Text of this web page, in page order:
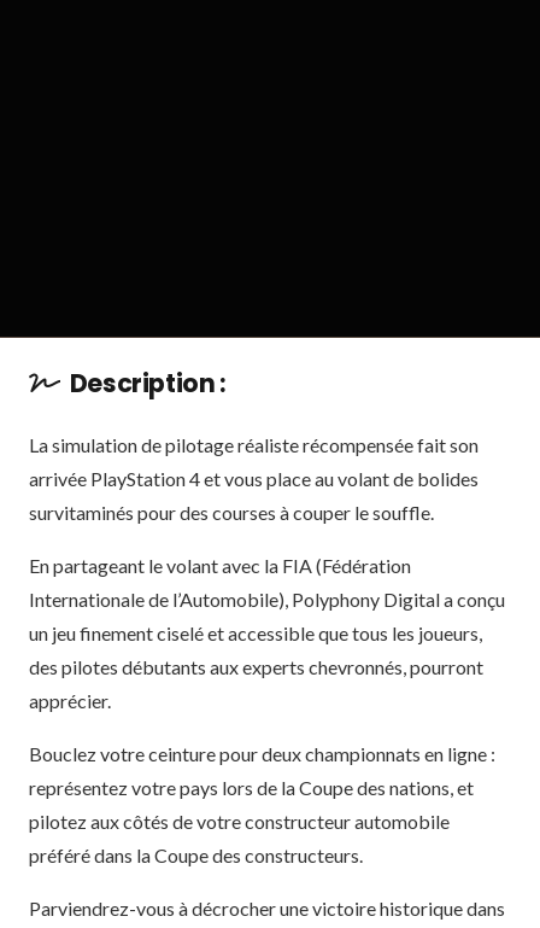
Description :
La simulation de pilotage réaliste récompensée fait son
arrivée PlayStation 4 et vous place au volant de bolides
survitaminés pour des courses à couper le souffle.
En partageant le volant avec la FIA (Fédération
Internationale de l’Automobile), Polyphony Digital a conçu
un jeu finement ciselé et accessible que tous les joueurs,
des pilotes débutants aux experts chevronnés, pourront
apprécier.
Bouclez votre ceinture pour deux championnats en ligne :
représentez votre pays lors de la Coupe des nations, et
pilotez aux côtés de votre constructeur automobile
préféré dans la Coupe des constructeurs.
Parviendrez-vous à décrocher une victoire historique dans